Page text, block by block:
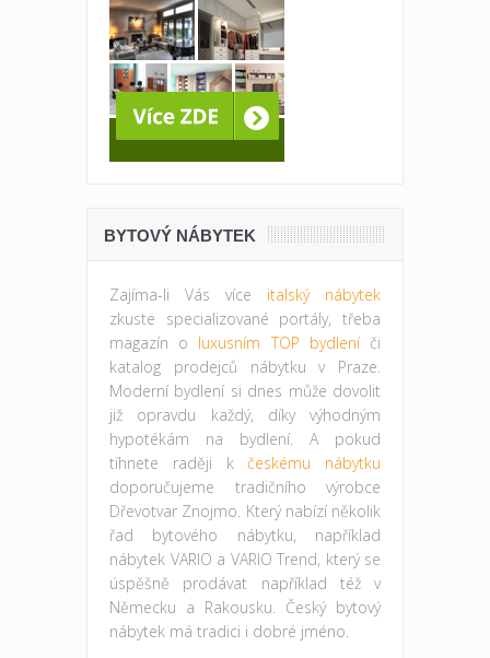
BYTOVÝ NÁBYTEK
Zajíma-li Vás více italský nábytek
zkuste specializované portály, třeba
magazín o luxusním TOP bydleníči
katalog prodejců nábytku v Praze.
Moderní bydlení si dnes může dovolit
již opravdu každý, díky výhodným
hypotékám na bydlení. A pokud
tíhnete raději kčeskému nábytku
doporučujeme tradičního výrobce
Dřevotvar Znojmo. Který nabízí několik
řad bytového nábytku, například
nábytek VARIO a VARIO Trend, který se
úspěšně prodávat například též v
Německu a Rakousku. Český bytový
nábytek má tradici i dobré jméno.